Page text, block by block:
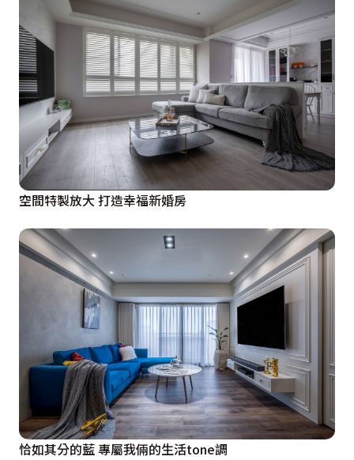
空間特製放大 打造幸福新婚房
恰如其分的藍 專屬我倆的生活tone調